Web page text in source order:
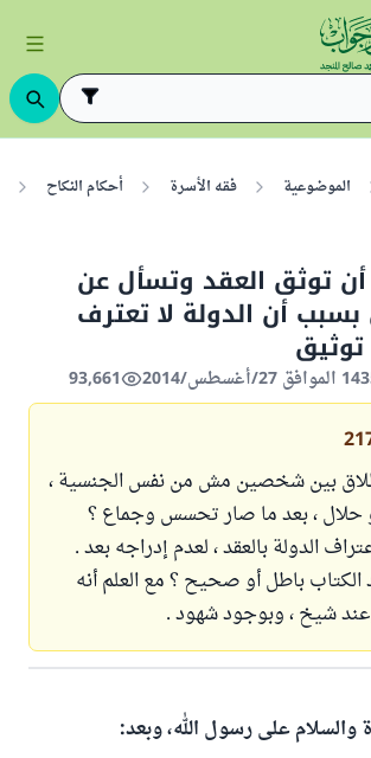
الموضوعية فقه الأسرة أحكام النكاح
توثق العقد وتسأل عن
أن الدولة لا تعترف
توثيق
93,661
بين شخصين مش من نفس الجنسية ،
حلال ، بعد ما صار تحسس وجماع ؟
الدولة بالعقد ، لعدم إدراجه بعد .
باطل أو صحيح ؟ مع العلم أنه
شيخ ، وبوجود شهود .
والسلام على رسول الله، وبعد: